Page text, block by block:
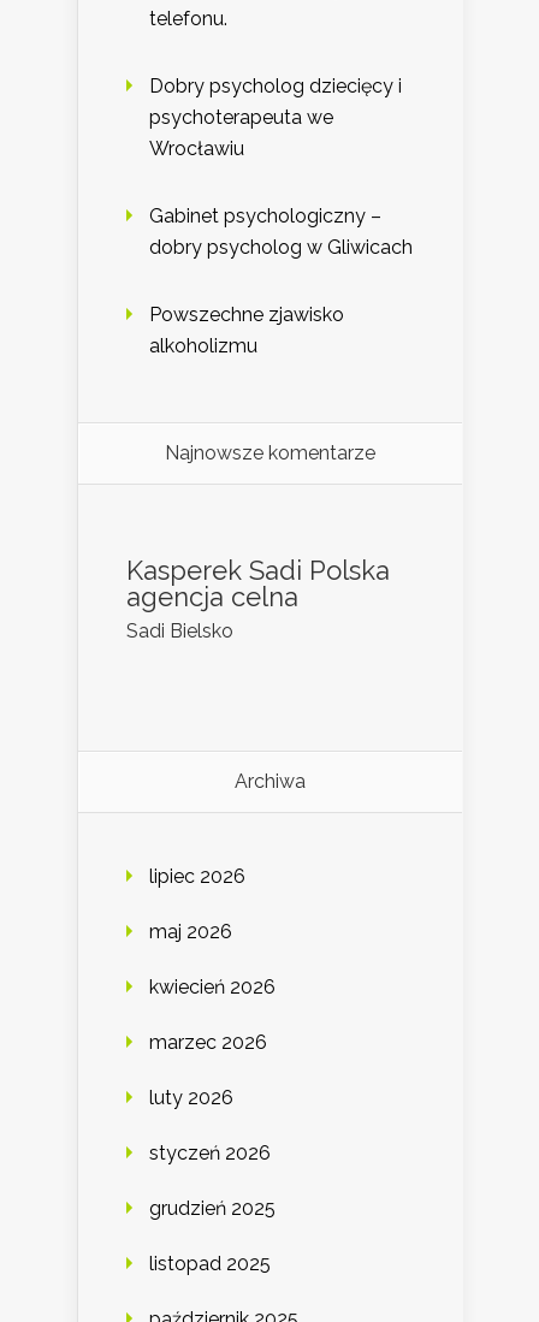
telefonu.
Dobry psycholog dziecięcy i
psychoterapeuta we
Wrocławiu
Gabinet psychologiczny –
dobry psycholog w Gliwicach
Powszechne zjawisko
alkoholizmu
Najnowsze komentarze
Kasperek Sadi Polska
agencja celna
Sadi Bielsko
Archiwa
lipiec 2026
maj 2026
kwiecień 2026
marzec 2026
luty 2026
styczeń 2026
grudzień 2025
listopad 2025